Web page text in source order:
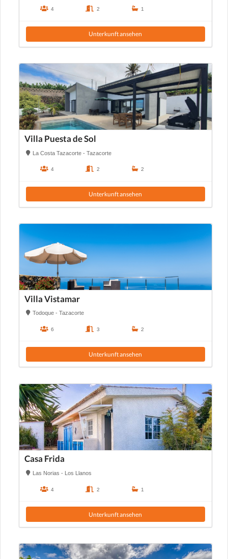
4 2 1
Unterkunft ansehen
Villa Puesta de Sol
La Costa Tazacorte - Tazacorte
4 2 2
Unterkunft ansehen
Villa Vistamar
Todoque - Tazacorte
6 3 2
Unterkunft ansehen
Casa Frida
Las Norias - Los Llanos
4 2 1
Unterkunft ansehen